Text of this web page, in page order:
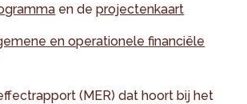
en deprojectenkaart
en operationele financiële
(MER) dat hoort bij het